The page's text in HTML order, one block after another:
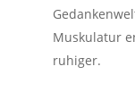
Muskulatur
ruhiger.